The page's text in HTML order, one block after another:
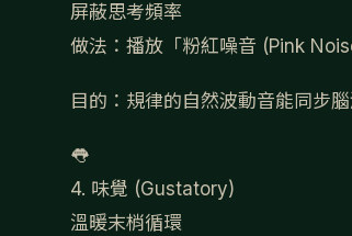
屏蔽思考頻率
做法： 播放「粉紅噪音 (Pink
目的： 規律的自然波動音能同步
👅
4. 味覺 (Gustatory)
溫暖末梢循環